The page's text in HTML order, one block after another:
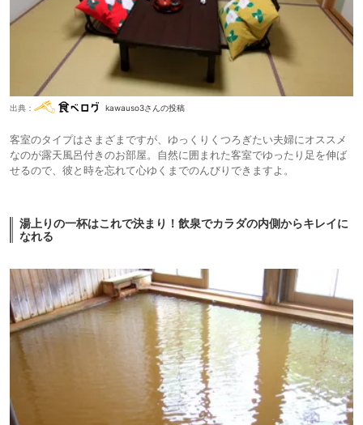
出典： kawauso3さんの投稿
客室のタイプはさまざまですが、ゆっくりくつろぎたい夫婦にオススメ
なのが露天風呂付きのお部屋。自然に囲まれた客室でゆったり足を伸ば
せるので、彼と時を忘れて心ゆくまでのんびりできますよ。
湯上りの一杯はこれで決まり！飲泉でカラダの内側からキレイに
なれる